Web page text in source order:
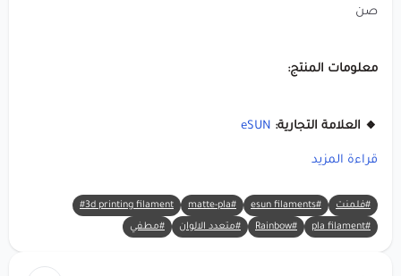
صن
معلومات المنتج:
🔸 العلامة التجارية: eSUN
🔸 المادة: Matte PLA
🔸 الوزن الصافي:1 كجم
🔸 قطر الخيط:1.75 ملم
قراءة المزيد
#فلمنت #esun filaments
#matte-pla
#3d printing filament
#pla filament
#Rainbow #متعدد الالوان #مطفي